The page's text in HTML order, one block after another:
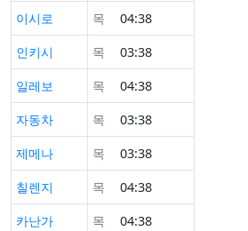
이시로
목
04:38
인키시
목
03:38
일레보
목
04:38
자동차
목
03:38
제메나
목
03:38
칠렌지
목
04:38
카난가
목
04:38